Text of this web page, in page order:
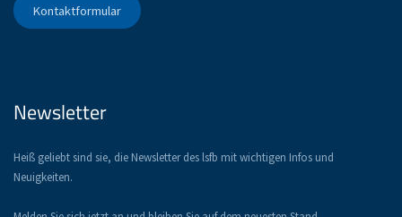
Kontaktformular
Newsletter
Heiß geliebt sind sie, die Newsletter des lsfb mit wichtigen Infos und
Neuigkeiten.